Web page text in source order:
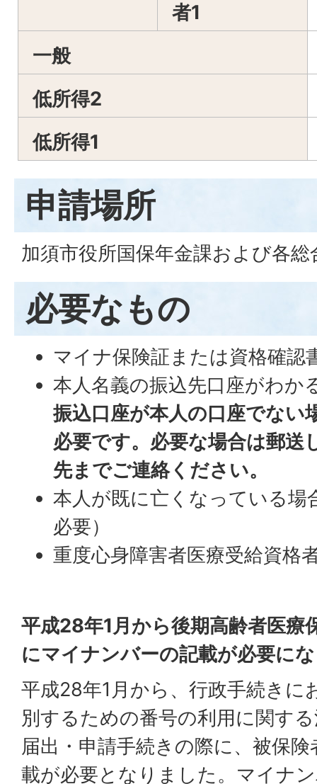
者1
一般
低所得2
低所得1
申請場所
加須市役所国保年金課および各
必要なもの
マイナ保険証または資格確認
本人名義の振込先口座がわか
振込口座が本人の口座でない
必要です。必要な場合は郵送
先までご連絡ください。
本人が既に亡くなっている場
必要）
重度心身障害者医療受給資格
平成28年1月から後期高齢者医療
にマイナンバーの記載が必要に
平成28年1月から、行政手続きに
別するための番号の利用に関す
届出・申請手続きの際に、被保
載が必要となりました。マイナ